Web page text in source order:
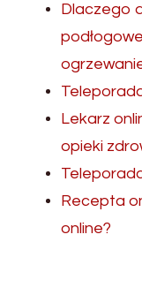
Dlaczego
Lekarz
opieki
Recepta
online?